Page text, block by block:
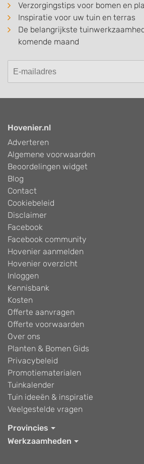
Verzorgingstips voor bomen en
Inspiratie voor uw tuin en terras
De belangrijkste
komende maand
Hovenier.nl
Adverteren
Algemene voorwaarden
Beoordelingen widget
Blog
Contact
Cookiebeleid
Disclaimer
Facebook
Facebook community
Hovenier aanmelden
Hovenier overzicht
Inloggen
Kennisbank
Kosten
Offerte aanvragen
Offerte voorwaarden
Over ons
Planten & Bomen Gids
Privacybeleid
Promotiematerialen
Tuinkalender
Tuin ideeën & inspiratie
Veelgestelde vragen
Provincies
Werkzaamheden